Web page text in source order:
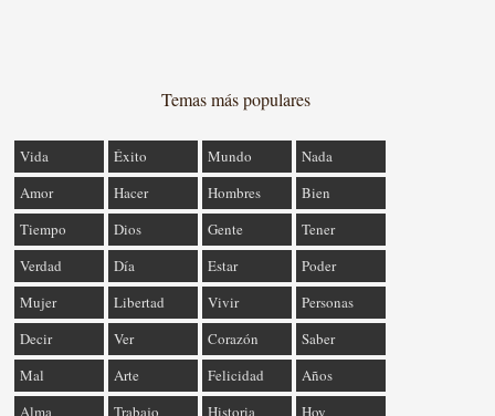
Temas más populares
Vida Éxito Mundo
Nada
Amor
Hacer Hombres
Bien
Tiempo
Dios Gente
Tener
Verdad
Día Estar
Poder
Mujer
Libertad Vivir
Personas
Decir
Ver Corazón
Saber
Mal
Arte Felicidad
Años
Alma
Trabajo Historia Hoy